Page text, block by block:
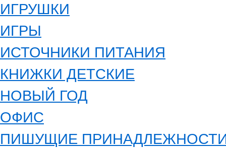
ИГРУШКИ
ИГРЫ
ИСТОЧНИКИ ПИТАНИЯ
КНИЖКИ ДЕТСКИЕ
НОВЫЙ ГОД
ОФИС
ПИШУЩИЕ